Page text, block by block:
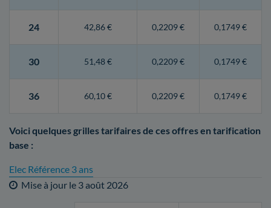
24 42,86 € 0,2209 € 0,1749 €
30 51,48 € 0,2209 € 0,1749 €
36 60,10 € 0,2209 € 0,1749 €
Voici quelques grilles tarifaires de ces offres en tarification
base :
Elec Référence 3 ans
Mise à jour le 3 août 2026